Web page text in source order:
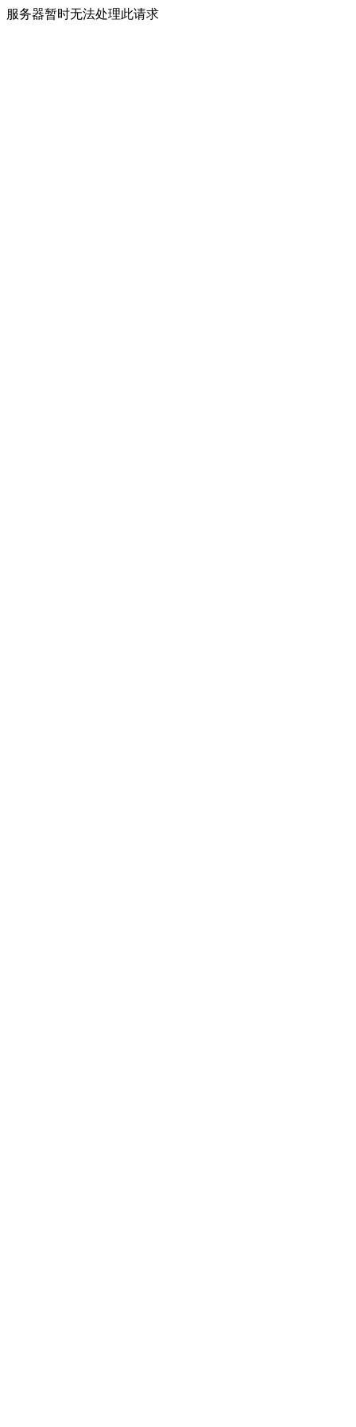
服务器暂时无法处理此请求